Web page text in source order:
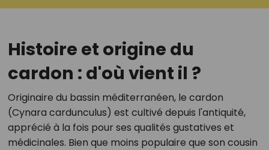
Histoire et origine du
cardon : d'où vient il ?
Originaire du bassin méditerranéen, le cardon
(Cynara cardunculus) est cultivé depuis l'antiquité,
apprécié à la fois pour ses qualités gustatives et
médicinales. Bien que moins populaire que son cousin